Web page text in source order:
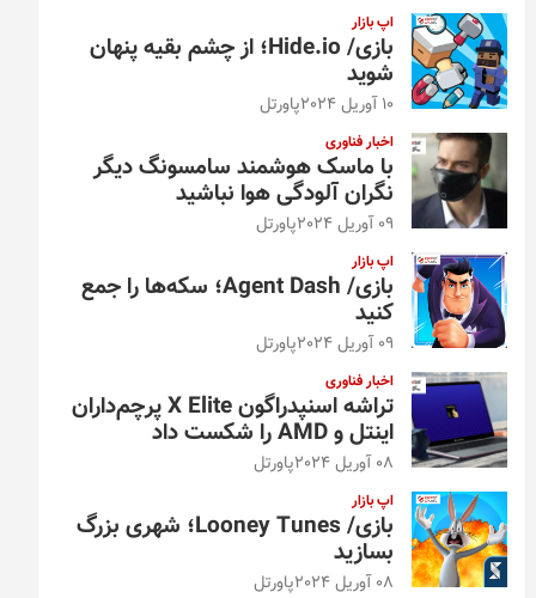
اپ بازار
بازی/ Hide.io؛ از چشم بقیه پنهان
شوید
10 آوریل 2024 پاورتل
اخبار فناوری
با ماسک هوشمند سامسونگ دیگر
نگران آلودگی هوا نباشید
09 آوریل 2024 پاورتل
اپ بازار
بازی/ Agent Dash؛ سکه‌ها را جمع
کنید
09 آوریل 2024 پاورتل
اخبار فناوری
تراشه اسنپدراگون X Elite پرچم‌داران
اینتل و AMD را شکست داد
08 آوریل 2024 پاورتل
اپ بازار
بازی/ Looney Tunes؛ شهری بزرگ
بسازید
08 آوریل 2024 پاورتل